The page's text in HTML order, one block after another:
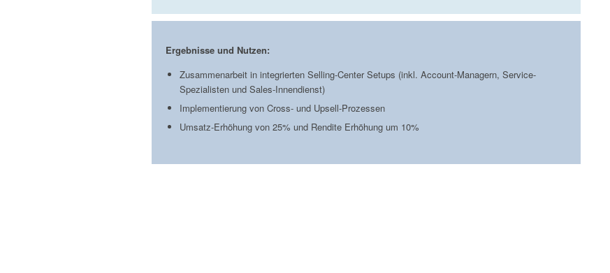
Ergebnisse und Nutzen:
Zusammenarbeit in integrierten Selling-Center Setups (inkl. Account-Managern, Service-
Spezialisten und Sales-Innendienst)
Implementierung von Cross- und Upsell-Prozessen
Umsatz-Erhöhung von 25% und Rendite Erhöhung um 10%